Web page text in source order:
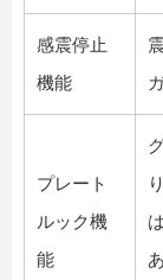
感震停止
機能
プレート
ルック機
能